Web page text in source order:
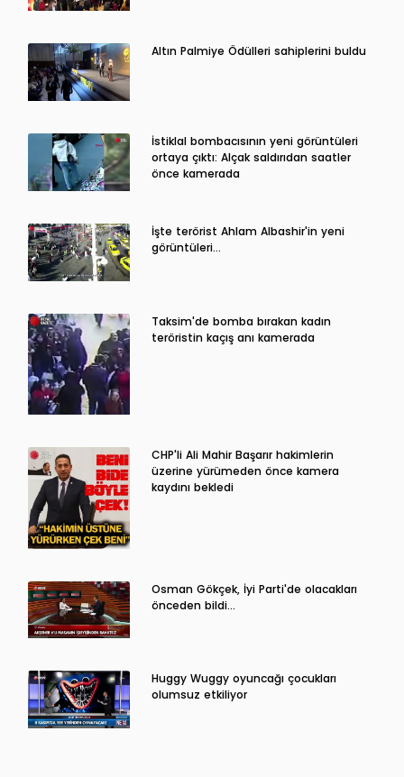
Altın Palmiye Ödülleri sahiplerini buldu
İstiklal bombacısının yeni görüntüleri
ortaya çıktı: Alçak saldırıdan saatler
önce kamerada
İşte terörist Ahlam Albashir'in yeni
görüntüleri…
Taksim'de bomba bırakan kadın
teröristin kaçış anı kamerada
CHP'li Ali Mahir Başarır hakimlerin
üzerine yürümeden önce kamera
kaydını bekledi
Osman Gökçek, İyi Parti'de olacakları
önceden bildi...
Huggy Wuggy oyuncağı çocukları
olumsuz etkiliyor